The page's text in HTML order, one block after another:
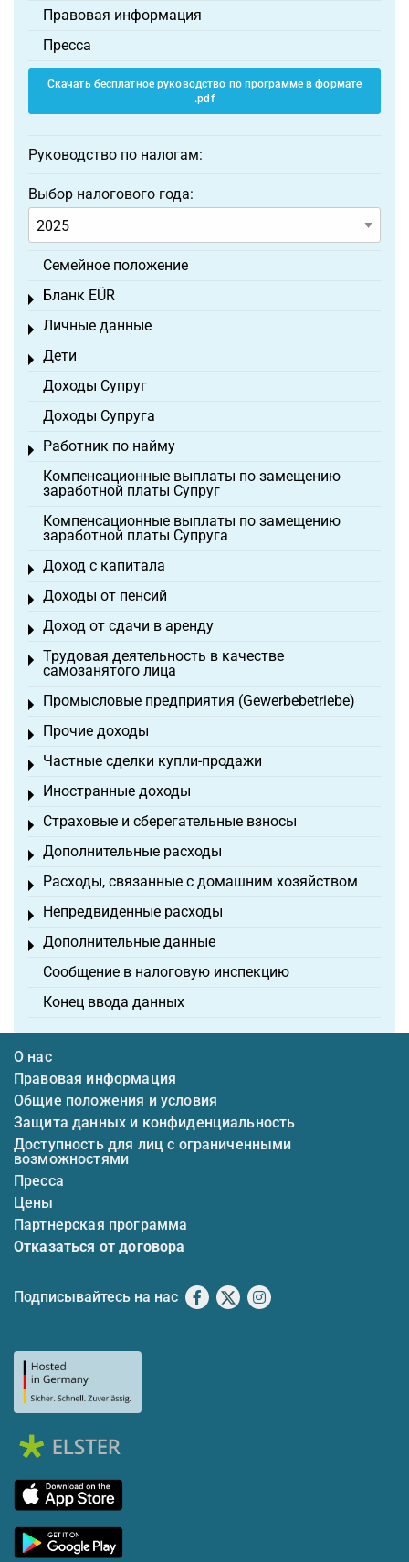
Правовая информация
Пресса
Скачать бесплатное руководство по программе в формате
.pdf
Руководство по налогам:
Выбор налогового года:
Семейное положение
Бланк EÜR
Toggle menu
Личные данные
Toggle menu
Дети
Toggle menu
Доходы Супруг
Доходы Супруга
Работник по найму
Toggle menu
Компенсационные выплаты по замещению
заработной платы Супруг
Компенсационные выплаты по замещению
заработной платы Супруга
Доход с капитала
Toggle menu
Доходы от пенсий
Toggle menu
Доход от сдачи в аренду
Toggle menu
Трудовая деятельность в качестве
самозанятого лица
Toggle menu
Промысловые предприятия (Gewerbebetriebe)
Toggle menu
Прочие доходы
Toggle menu
Частные сделки купли-продажи
Toggle menu
Иностранные доходы
Toggle menu
Страховые и сберегательные взносы
Toggle menu
Дополнительные расходы
Toggle menu
Расходы, связанные с домашним хозяйством
Toggle menu
Непредвиденные расходы
Toggle menu
Дополнительные данные
Toggle menu
Сообщение в налоговую инспекцию
Конец ввода данных
О нас
Правовая информация
Общие положения и условия
Защита данных и конфиденциальность
Доступность для лиц с ограниченными
возможностями
Пресса
Цены
Партнерская программа
Отказаться от договора
Подписывайтесь на нас Facebook
X Instagram